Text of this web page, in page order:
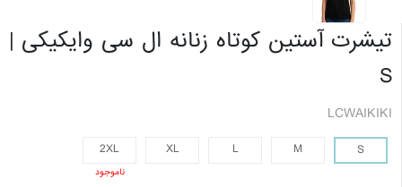
تیشرت آستین کوتاه زنانه ال سی وایکیکی |
S
LCWAIKIKI
S
M
L
XL
2XL
ناموجود